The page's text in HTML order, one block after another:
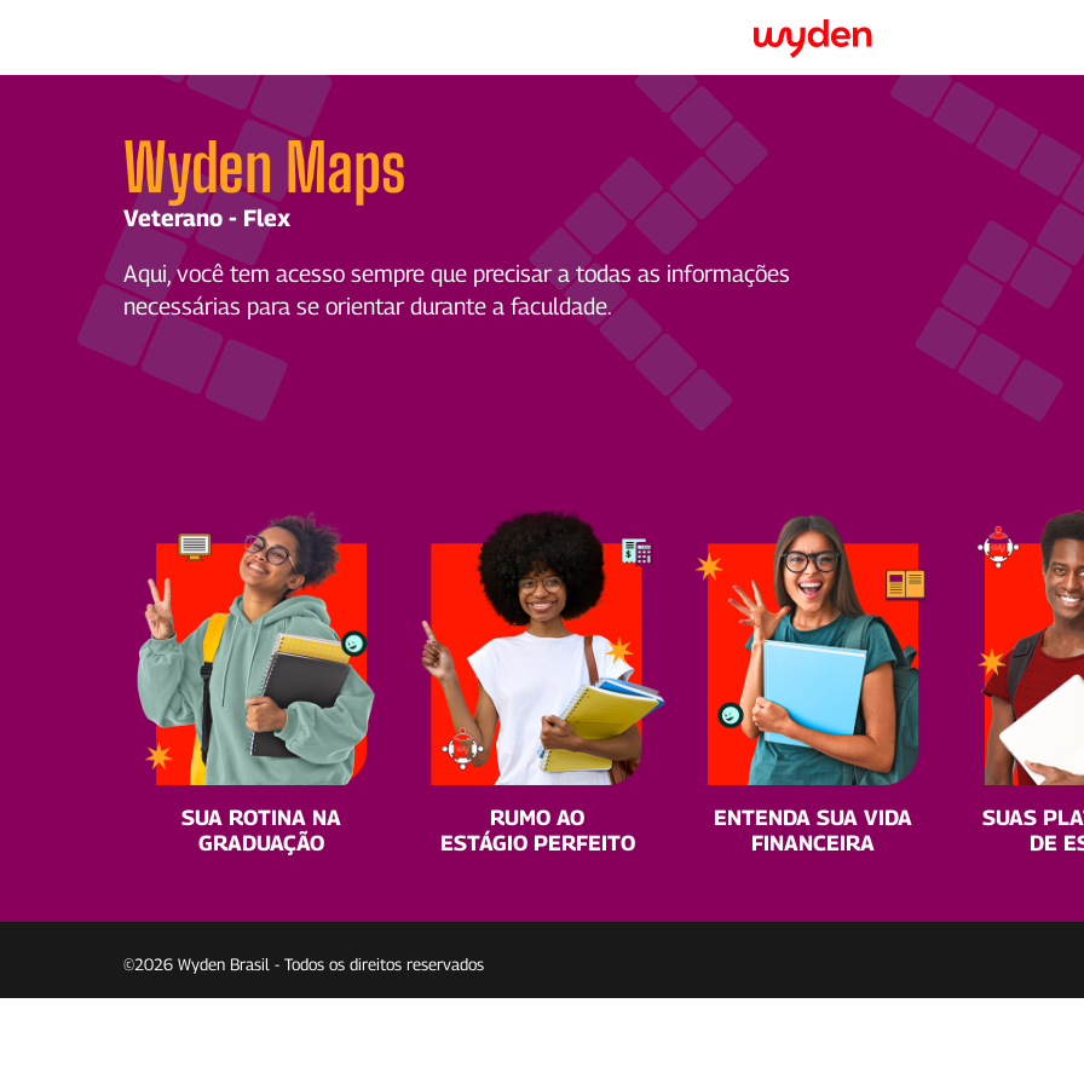
Wyden Maps
Veterano - Flex
Aqui, você tem acesso sempre que precisar a todas as informações
necessárias para se orientar durante a faculdade.
SUA ROTINA NA
GRADUAÇÃO
RUMO AO
ESTÁGIO PERFEITO
ENTENDA SUA VIDA
FINANCEIRA
SUAS
DE
©2026 Wyden Brasil - Todos os direitos reservados